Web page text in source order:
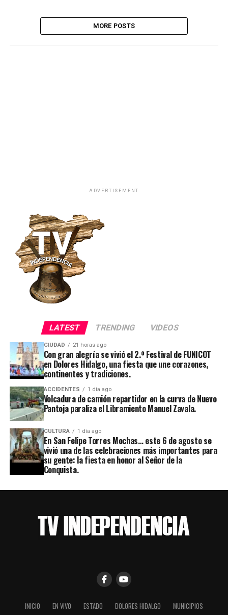
MORE POSTS
ADVERTISEMENT
LATEST TRENDING VIDEOS
CIUDAD 21 horas ago
Con gran alegría se vivió el 2.º Festival de FUNICOT
en Dolores Hidalgo, una fiesta que une corazones,
continentes y tradiciones.
ACCIDENTES 1 día ago
Volcadura de camión repartidor en la curva de Nuevo
Pantoja paraliza el Libramiento Manuel Zavala.
CULTURA 1 día ago
En San Felipe Torres Mochas… este 6 de agosto se
vivió una de las celebraciones más importantes para
su gente: la fiesta en honor al Señor de la
Conquista.
INICIO EN VIVO ESTADO DOLORES HIDALGO
MUNICIPIOS